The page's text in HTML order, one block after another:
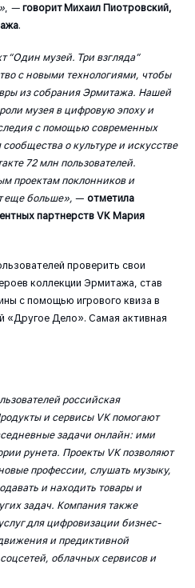
, — говорит Михаил Пиотровский,
.
“Один музей. Три взгляда”
с новыми технологиями, чтобы
из собрания Эрмитажа. Нашей
музея в цифровую эпоху и
с помощью современных
о культуре и искусстве
72 млн пользователей.
проектам поклонников и
еще больше», — отметила
партнерств VK Мария
проверить свои
коллекции Эрмитажа, став
с помощью игрового квиза в
«Другое Дело». Самая активная
российская
и сервисы VK помогают
задачи онлайн: ими
рунета. Проекты VK позволяют
профессии, слушать музыку,
и находить товары и
задач. Компания также
для цифровизации бизнес-
и предиктивной
облачных сервисов и